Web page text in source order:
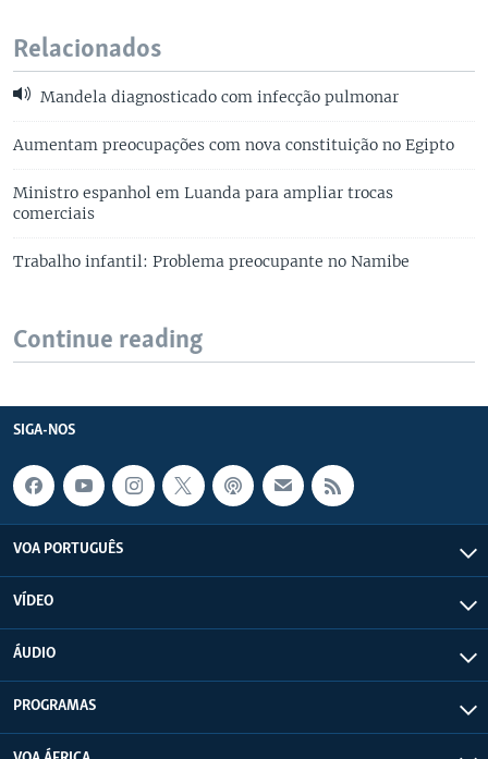
Relacionados
Mandela diagnosticado com infecção pulmonar
Aumentam preocupações com nova constituição no Egipto
Ministro espanhol em Luanda para ampliar trocas
comerciais
Trabalho infantil: Problema preocupante no Namibe
Continue reading
SIGA-NOS
VOA PORTUGUÊS
VÍDEO
ÁUDIO
PROGRAMAS